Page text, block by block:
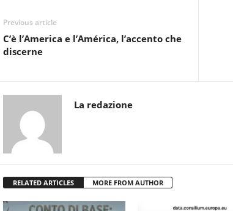
Previous article
C’è l’America e l’América, l’accento che
discerne
La redazione
RELATED ARTICLES MORE FROM AUTHOR